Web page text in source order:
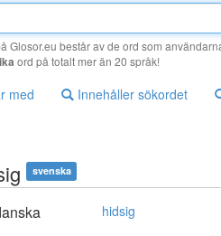
Glosor.eu består av de ord som
ord på totalt mer än 20 språk!
med Innehåller sökordet
svenska
hidsig